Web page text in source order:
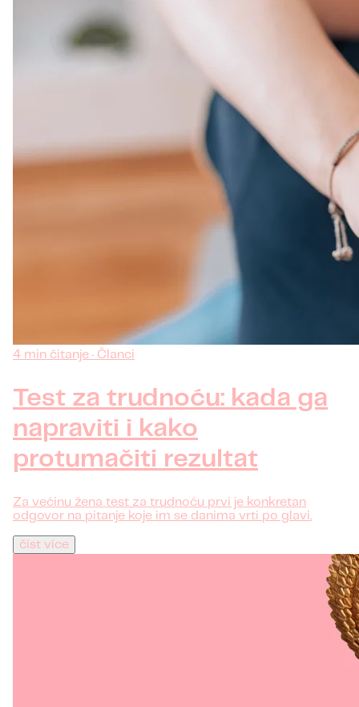
4 min čitanje · Članci
Test za trudnoću: kada ga
napraviti i kako
protumačiti rezultat
Za većinu žena test za trudnoću prvi je konkretan
odgovor na pitanje koje im se danima vrti po glavi.
číst více